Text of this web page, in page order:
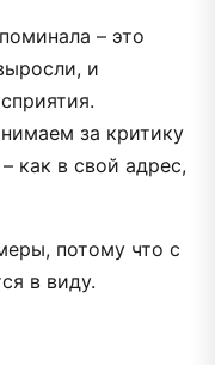
– это
и
за критику
как в свой адрес,
потому что с
в виду.